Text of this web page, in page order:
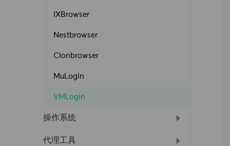
选择国家/地区
会话控制
缓存代理
缓存代理
会话控制
选择国家/地区
IXBrowser
Nestbrowser
Clonbrowser
MuLogin
VMLogin
操作系统
IOS
代理工具